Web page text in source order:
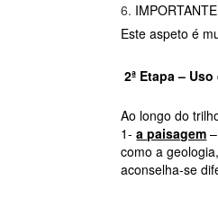
Este aspeto é
2ª Etapa –
Ao longo do
1-a paisagem
como a
aconselha-se